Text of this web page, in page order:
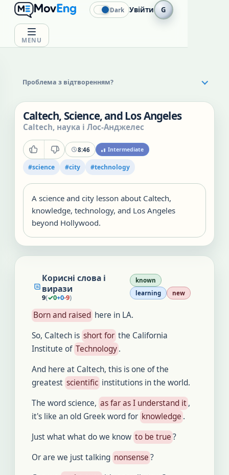
MENU
Dark Увійти G
Проблема з відтворенням?
Caltech, Science, and Los Angeles
Caltech, наука і Лос-Анджелес
8:46 Intermediate
#science #city #technology
A science and city lesson about Caltech,
knowledge, technology, and Los Angeles
beyond Hollywood.
Корисні слова і
вирази
9(✓0+0-9)
known
learning
new
Born and raised here in LA.
So, Caltech is short for the California
Institute of Technology.
And here at Caltech, this is one of the
greatest scientific institutions in the world.
The word science, as far as I understand it,
it's like an old Greek word for knowledge .
Just what what do we know to be true?
Or are we just talking nonsense?